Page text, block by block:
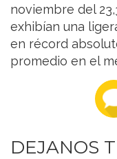
noviembre del
exhibían una
en récord
promedio en el
DEJANOS